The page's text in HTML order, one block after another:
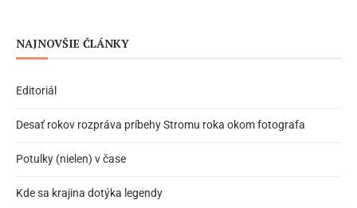
NAJNOVŠIE ČLÁNKY
Editoriál
Desať rokov rozpráva príbehy Stromu roka okom fotografa
Potulky (nielen) v čase
Kde sa krajina dotýka legendy